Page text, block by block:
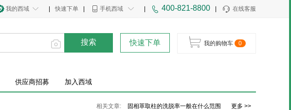
在线客服
400-821-8800
手机西域
快速下单
我的西域
搜索 快速下单 我的购物车 0
供应商招募 加入西域
相关文章:
固相萃取柱的洗脱率一般在什么范围
更多 >>